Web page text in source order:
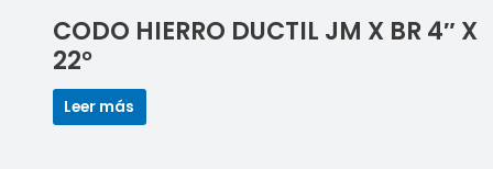
CODO HIERRO DUCTIL JM X BR 4″ X
22°
Leer más